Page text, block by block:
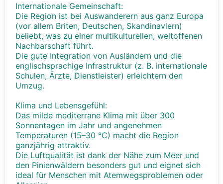
Internationale Gemeinschaft:
Die Region ist bei Auswanderern aus ganz Europa
(vor allem Briten, Deutschen, Skandinaviern)
beliebt, was zu einer multikulturellen, weltoffenen
Nachbarschaft führt.
Die gute Integration von Ausländern und die
englischsprachige Infrastruktur (z. B. internationale
Schulen, Ärzte, Dienstleister) erleichtern den
Umzug.
Klima und Lebensgefühl:
Das milde mediterrane Klima mit über 300
Sonnentagen im Jahr und angenehmen
Temperaturen (15–30 °C) macht die Region
ganzjährig attraktiv.
Die Luftqualität ist dank der Nähe zum Meer und
den Pinienwäldern besonders gut und eignet sich
ideal für Menschen mit Atemwegsproblemen oder